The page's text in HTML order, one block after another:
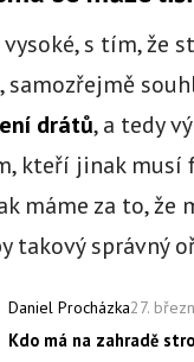
s tím, že
drátů, a tedy
kteří jinak musí
máme za to,
takový správný
Daniel Procházka27.
Kdo má na zahradě